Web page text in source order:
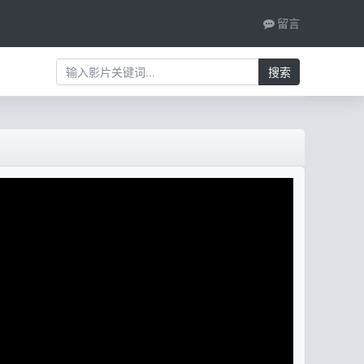
留言
搜索